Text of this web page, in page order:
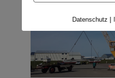
Datenschutz |